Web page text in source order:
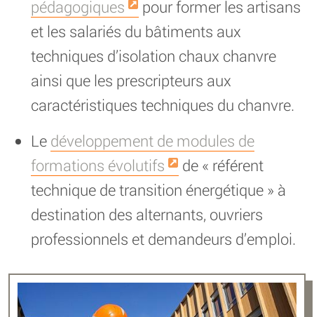
pédagogiques
pour former les artisans
et les salariés du bâtiments aux
techniques d’isolation chaux chanvre
ainsi que les prescripteurs aux
caractéristiques techniques du chanvre.
Le développement de modules de
formations évolutifs
de « référent
technique de transition énergétique » à
destination des alternants, ouvriers
professionnels et demandeurs d’emploi.